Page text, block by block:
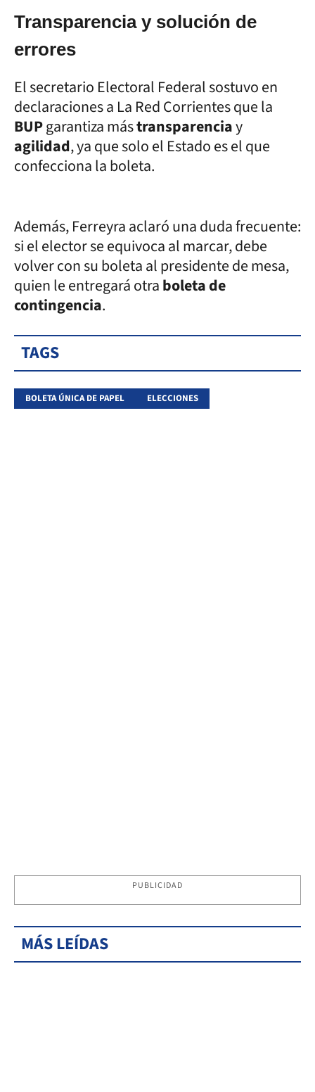
Transparencia y solución de
errores
El secretario Electoral Federal sostuvo en
declaraciones a La Red Corrientes que la
BUPgarantiza mástransparenciay
agilidad, ya que solo el Estado es el que
confecciona la boleta.
Además, Ferreyra aclaró una duda frecuente:
si el elector se equivoca al marcar, debe
volver con su boleta al presidente de mesa,
quien le entregará otraboleta de
contingencia.
TAGS
BOLETA ÚNICA DE PAPEL ELECCIONES
PUBLICIDAD
MÁS LEÍDAS